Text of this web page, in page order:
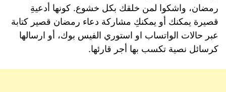
رمضان، واشكوا لمن خلقك بكل خشوع. كونها أدعيةِ
قصيرة يمكنك أو يمكنكِ مشاركة دعاء رمضان قصير كتابة
عبر حالات الواتساب او استوري الفيس بوك، أو ارسالها
كرسائل نصية تكسب بها أجر قارئها.